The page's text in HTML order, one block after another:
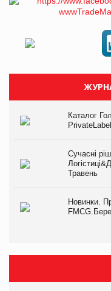
Каталог
Сучасні
Травень
Новинки.